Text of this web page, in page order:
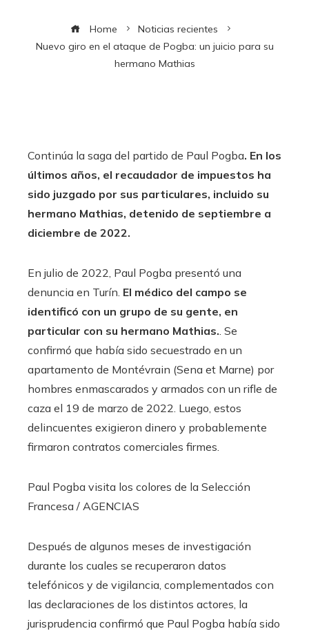
Home
Noticias recientes
Nuevo giro en el ataque de Pogba: un juicio para su
hermano Mathias
Continúa la saga del partido de Paul Pogba. En los
últimos años, el recaudador de impuestos ha
sido juzgado por sus particulares, incluido su
hermano Mathias, detenido de septiembre a
diciembre de 2022.
En julio de 2022, Paul Pogba presentó una
denuncia en Turín. El médico del campo se
identificó con un grupo de su gente, en
particular con su hermano Mathias. . Se
confirmó que había sido secuestrado en un
apartamento de Montévrain (Sena et Marne) por
hombres enmascarados y armados con un rifle de
caza el 19 de marzo de 2022. Luego, estos
delincuentes exigieron dinero y probablemente
firmaron contratos comerciales firmes.
Paul Pogba visita los colores de la Selección
Francesa / AGENCIAS
Después de algunos meses de investigación
durante los cuales se recuperaron datos
telefónicos y de vigilancia, complementados con
las declaraciones de los distintos actores, la
jurisprudencia confirmó que Paul Pogba había sido